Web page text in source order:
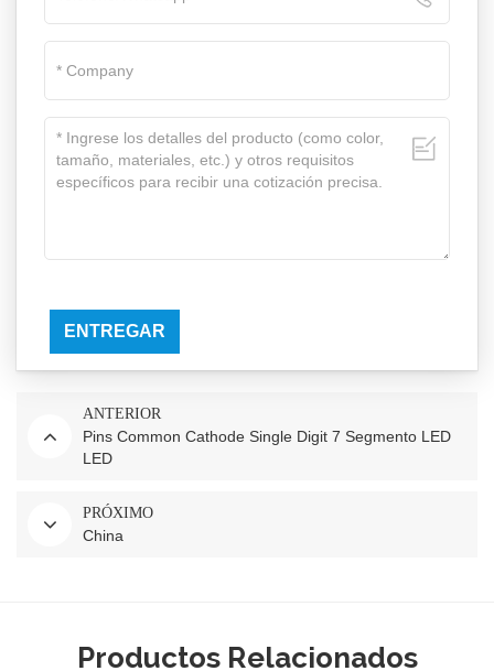
ENTREGAR
ANTERIOR
Pins Common Cathode Single Digit 7 Segmento LED
LED
PRÓXIMO
China
Productos Relacionados